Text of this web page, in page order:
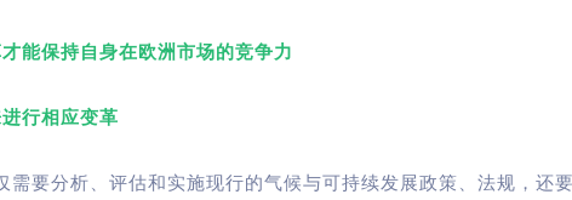
能保持自身在欧洲市场的竞争力
行相应变革
要分析、评估和实施现行的气候与可持续发展政策、法规，还